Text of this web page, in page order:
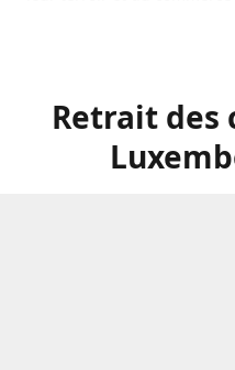
Retrait des